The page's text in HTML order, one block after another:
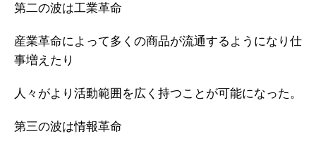
第二の波は工業革命
産業革命によって多くの商品が流通するようになり仕
事増えたり
人々がより活動範囲を広く持つことが可能になった。
第三の波は情報革命